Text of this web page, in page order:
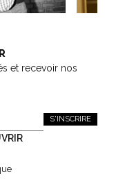
et recevoir nos
S'INSCRIRE